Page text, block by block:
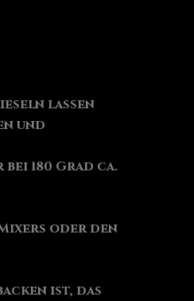
lassen
und
180 Grad ca.
oder den
ist, das